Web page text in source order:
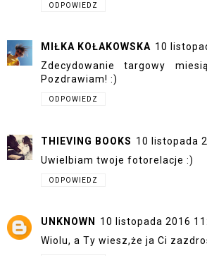
ODPOWIEDZ
MIŁKA KOŁAKOWSKA 10
Zdecydowanie targowy
Pozdrawiam! :)
ODPOWIEDZ
THIEVING BOOKS 10 listopada
Uwielbiam twoje fotorelacje :)
ODPOWIEDZ
UNKNOWN
10 listopada 2016
Wiolu, a Ty wiesz,że ja Ci